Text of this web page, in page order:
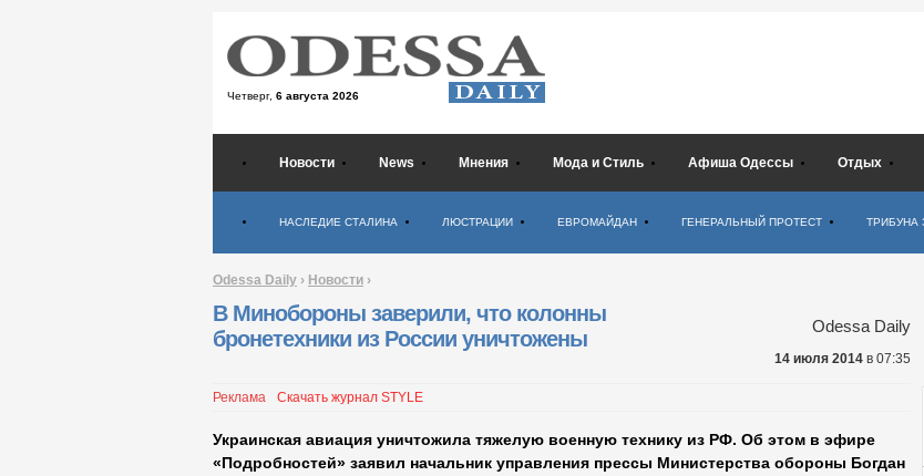
Четверг, 6 августа 2026
Новости News Мнения Мода и Стиль Афиша Одессы Отдых
НАСЛЕДИЕ СТАЛИНА ЛЮСТРАЦИИ ЕВРОМАЙДАН ГЕНЕРАЛЬНЫЙ ПРОТЕСТ ТРИБУНА
Odessa Daily › Новости ›
В Минобороны заверили, что колонны
бронетехники из России уничтожены
Odessa Daily
14 июля 2014 в 07:35
Реклама Скачать журнал STYLE
Украинская авиация уничтожила тяжелую военную технику из РФ. Об этом в эфире
«Подробностей» заявил начальник управления прессы Министерства обороны Богдан